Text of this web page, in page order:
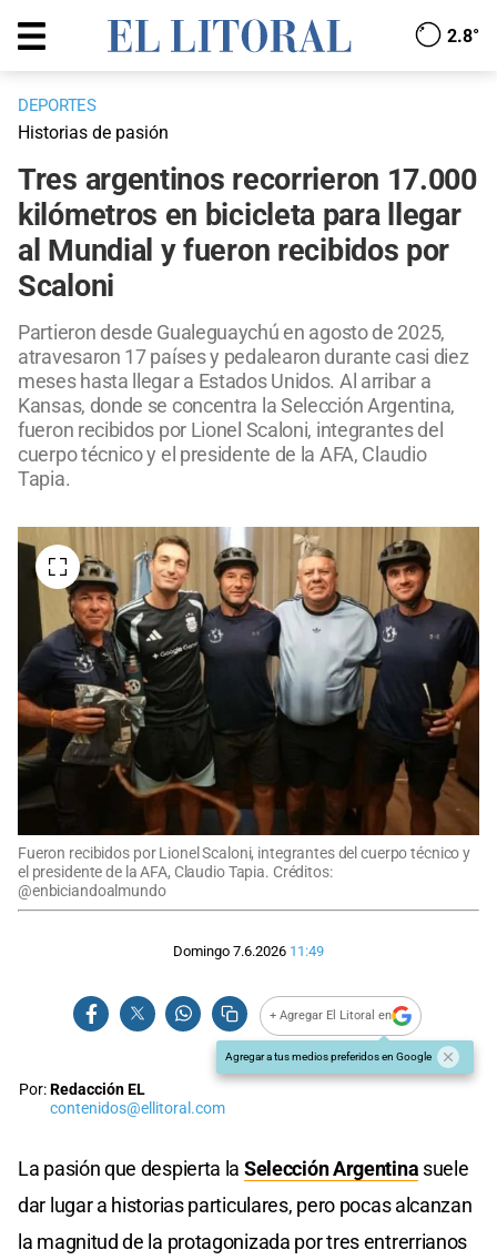
2.8°
DEPORTES
Historias de pasión
Tres argentinos recorrieron 17.000
kilómetros en bicicleta para llegar
al Mundial y fueron recibidos por
Scaloni
Partieron desde Gualeguaychú en agosto de 2025,
atravesaron 17 países y pedalearon durante casi diez
meses hasta llegar a Estados Unidos. Al arribar a
Kansas, donde se concentra la Selección Argentina,
fueron recibidos por Lionel Scaloni, integrantes del
cuerpo técnico y el presidente de la AFA, Claudio
Tapia.
Fueron recibidos por Lionel Scaloni, integrantes del cuerpo técnico y
el presidente de la AFA, Claudio Tapia. Créditos:
@enbiciandoalmundo
Domingo 7.6.2026 11:49
+ Agregar El Litoral en
Agregar a tus medios preferidos en Google
Por:Redacción EL
contenidos@ellitoral.com
La pasión que despierta la Selección Argentina suele
dar lugar a historias particulares, pero pocas alcanzan
la magnitud de la protagonizada por tres entrerrianos